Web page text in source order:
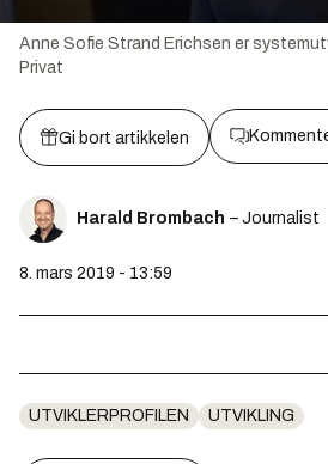
Anne Sofie Strand Erichsen er
Privat
Gi bort artikkelen
Harald Brombach – Journalist
8. mars 2019 - 13:59
UTVIKLERPROFILEN UTVIKLING